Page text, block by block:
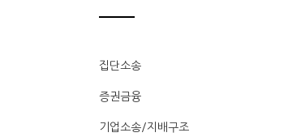
집단소송
증권금융
기업소송/지배구조